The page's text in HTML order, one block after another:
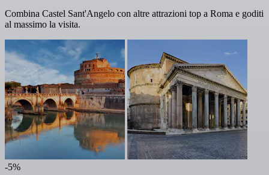
Combina Castel Sant'Angelo con altre attrazioni top a Roma e goditi
al massimo la visita.
-5%